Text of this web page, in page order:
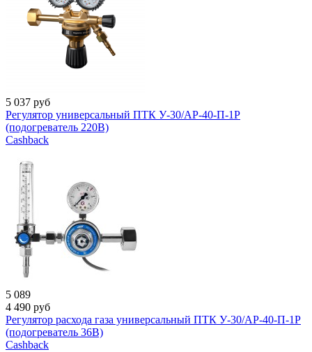
5 037 руб
Регулятор универсальный ПТК У-30/АР-40-П-1Р
(подогреватель 220В)
Cashback
5 089
4 490 руб
Регулятор расхода газа универсальный ПТК У-30/АР-40-П-1Р
(подогреватель 36В)
Cashback